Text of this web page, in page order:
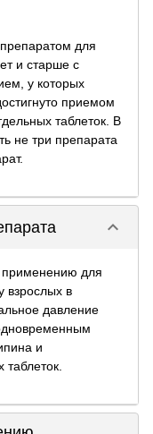
для
и старше с
у которых
приемом
таблеток. В
не три препарата
keyboard_arrow_down
применению для
взрослых в
давление
и